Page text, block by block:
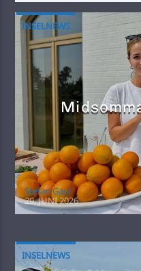
INSELNEWS
Stefan Gaul
29. JUNI 2026
INSELNEWS